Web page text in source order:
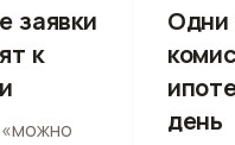
заявки
к
Одни
день